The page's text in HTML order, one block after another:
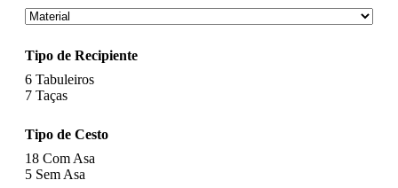
Tipo de Recipiente
6 Tabuleiros
7 Taças
Tipo de Cesto
18 Com Asa
5 Sem Asa